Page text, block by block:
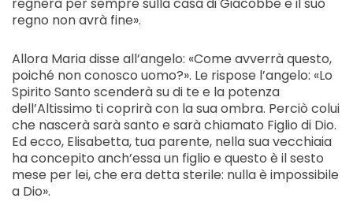
regnerà per sempre sulla casa di Giacobbe e il suo
regno non avrà fine».
Allora Maria disse all’angelo: «Come avverrà questo,
poiché non conosco uomo?». Le rispose l’angelo: «Lo
Spirito Santo scenderà su di te e la potenza
dell’Altissimo ti coprirà con la sua ombra. Perciò colui
che nascerà sarà santo e sarà chiamato Figlio di Dio.
Ed ecco, Elisabetta, tua parente, nella sua vecchiaia
ha concepito anch’essa un figlio e questo è il sesto
mese per lei, che era detta sterile: nulla è impossibile
a Dio».